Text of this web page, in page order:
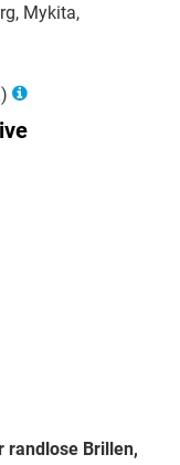
Mykita,
randlose Brillen,